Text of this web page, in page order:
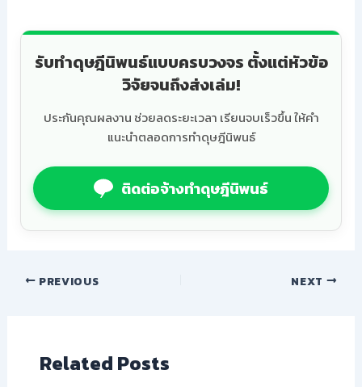
รับทำดุษฎีนิพนธ์แบบครบวงจร ตั้งแต่หัวข้อ
วิจัยจนถึงส่งเล่ม!
ประกันคุณผลงาน ช่วยลดระยะเวลา เรียนจบเร็วขึ้น ให้คำ
แนะนำตลอดการทำดุษฎีนิพนธ์
ติดต่อจ้างทำดุษฎีนิพนธ์
PREVIOUS NEXT
Related Posts